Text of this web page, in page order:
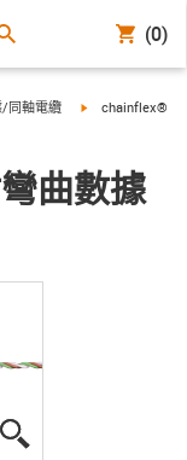
(0)
arrow-right
/同軸電纜 igus-icon-
chainflex®
曲數據